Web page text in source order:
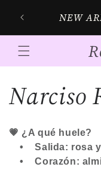
content
NEW
C
o
Narciso
💗 ¿A qué huele?
•Salida: rosa
•Corazón: